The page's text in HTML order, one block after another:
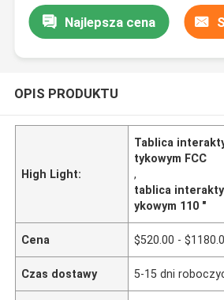
Najlepsza cena
OPIS PRODUKTU
High Light:
Tablica
tykowym FCC
,
tablica
ykowym 110 "
Cena $520.00 -
Czas dostawy 5-15 dni